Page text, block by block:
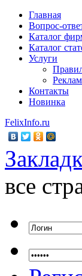
Главная
Вопрос-
Каталог
Каталог
Услуги
Контакты
Новинка
FelixInfo.ru
все